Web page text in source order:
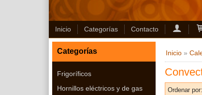
Inicio Categorías Contacto
Categorías
Frigoríficos
Hornillos eléctricos y de gas
Inicio»
Ordenar por: